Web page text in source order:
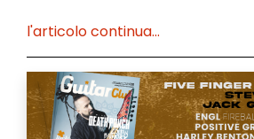
l'articolo continua...